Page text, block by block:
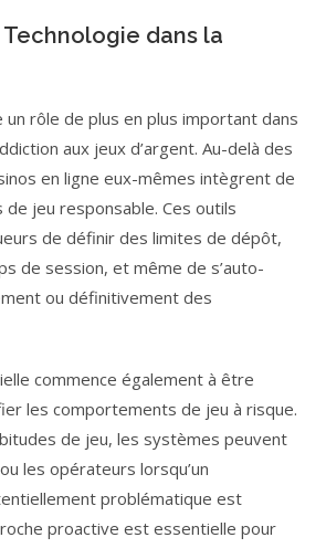
dans la
un rôle de plus en plus important dans
aux jeux d’argent. Au-delà des
en ligne eux-mêmes intègrent de
de jeu responsable. Ces outils
de définir des limites de dépôt,
de session, et même de s’auto-
ou définitivement des
commence également à être
les comportements de jeu à risque.
de jeu, les systèmes peuvent
les opérateurs lorsqu’un
problématique est
proactive est essentielle pour